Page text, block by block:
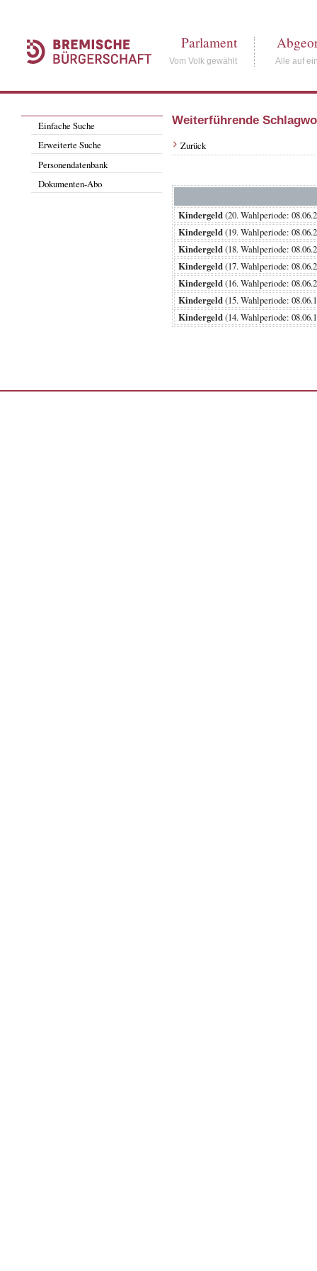
Parlament
Vom Volk gewählt Alle auf
Einfache Suche
Erweiterte Suche
Personendatenbank
Dokumenten-Abo
Weiterführende
Zurück
Kindergeld(20. Wahlperiode:
Kindergeld(19. Wahlperiode:
Kindergeld(18. Wahlperiode:
Kindergeld(17. Wahlperiode:
Kindergeld(16. Wahlperiode:
Kindergeld(15. Wahlperiode:
Kindergeld(14. Wahlperiode: